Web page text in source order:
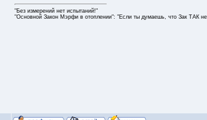
"Без измерений нет испытаний!"
"Основной Закон Мэрфи в отоплении": "Если ты думаешь, что Зак ТАК